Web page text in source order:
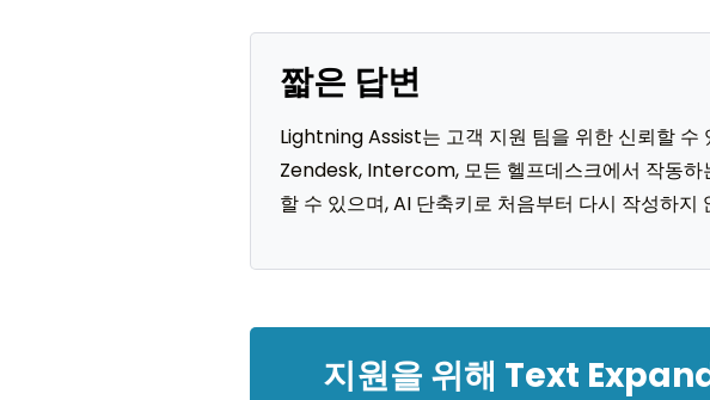
짧은 답변
Lightning Assist는 고객 지원 팀을 위한 신뢰할 수
Zendesk, Intercom, 모든 헬프데스크에서 작동하
할 수 있으며, AI 단축키로 처음부터 다시 작성하
지원을 위해 Text